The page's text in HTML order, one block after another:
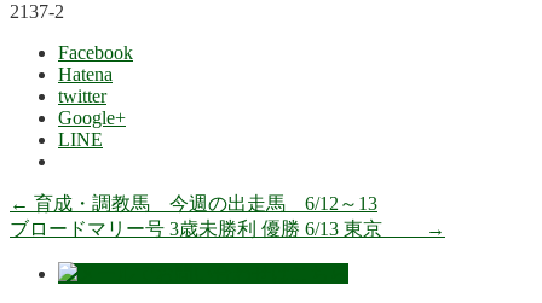
2137-2
Facebook
Hatena
twitter
Google+
LINE
← 育成・調教馬 今週の出走馬 6/12～13
ブロードマリー号 3歳未勝利 優勝 6/13 東京
→